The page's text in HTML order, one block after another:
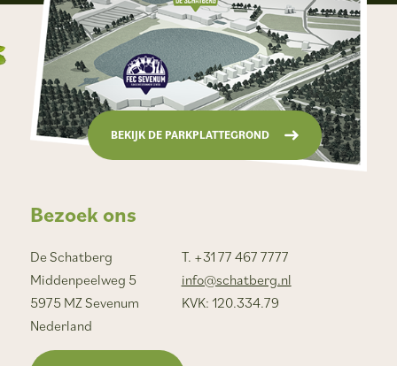
Bezoek ons
De Schatberg
Middenpeelweg 5
5975 MZ Sevenum
Nederland
T. +31 77 467 7777
info@schatberg.nl
KVK: 120.334.79
BEKIJK DE PARKPLATTEGROND